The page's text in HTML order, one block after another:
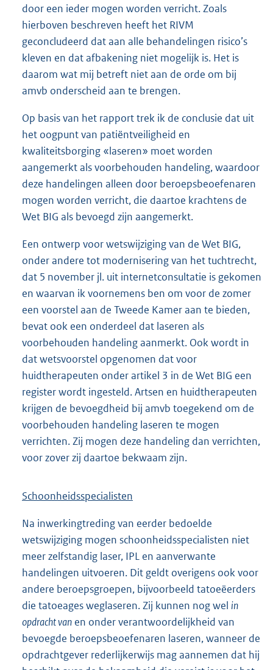
door een ieder mogen worden verricht. Zoals
hierboven beschreven heeft het RIVM
geconcludeerd dat aan alle behandelingen risico’s
kleven en dat afbakening niet mogelijk is. Het is
daarom wat mij betreft niet aan de orde om bij
amvb onderscheid aan te brengen.
Op basis van het rapport trek ik de conclusie dat uit
het oogpunt van patiëntveiligheid en
kwaliteitsborging «laseren» moet worden
aangemerkt als voorbehouden handeling, waardoor
deze handelingen alleen door beroepsbeoefenaren
mogen worden verricht, die daartoe krachtens de
Wet BIG als bevoegd zijn aangemerkt.
Een ontwerp voor wetswijziging van de Wet BIG,
onder andere tot modernisering van het tuchtrecht,
dat 5 november jl. uit internetconsultatie is gekomen
en waarvan ik voornemens ben om voor de zomer
een voorstel aan de Tweede Kamer aan te bieden,
bevat ook een onderdeel dat laseren als
voorbehouden handeling aanmerkt. Ook wordt in
dat wetsvoorstel opgenomen dat voor
huidtherapeuten onder artikel 3 in de Wet BIG een
register wordt ingesteld. Artsen en huidtherapeuten
krijgen de bevoegdheid bij amvb toegekend om de
voorbehouden handeling laseren te mogen
verrichten. Zij mogen deze handeling dan verrichten,
voor zover zij daartoe bekwaam zijn.
Schoonheidsspecialisten
Na inwerkingtreding van eerder bedoelde
wetswijziging mogen schoonheidsspecialisten niet
meer zelfstandig laser, IPL en aanverwante
handelingen uitvoeren. Dit geldt overigens ook voor
andere beroepsgroepen, bijvoorbeeld tatoeëerders
die tatoeages weglaseren. Zij kunnen nog wel in
opdracht van en onder verantwoordelijkheid van
bevoegde beroepsbeoefenaren laseren, wanneer de
opdrachtgever rederlijkerwijs mag aannemen dat hij